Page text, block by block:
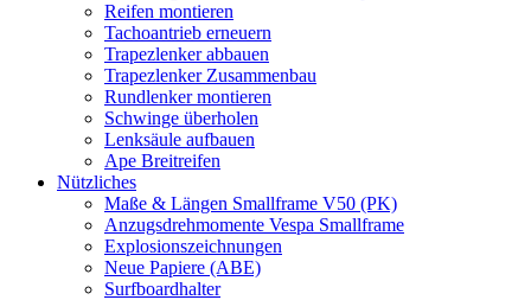
Reifen montieren
Tachoantrieb erneuern
Trapezlenker abbauen
Trapezlenker Zusammenbau
Rundlenker montieren
Schwinge überholen
Lenksäule aufbauen
Ape Breitreifen
Nützliches
Maße & Längen Smallframe V50 (PK)
Anzugsdrehmomente Vespa Smallframe
Explosionszeichnungen
Neue Papiere (ABE)
Surfboardhalter